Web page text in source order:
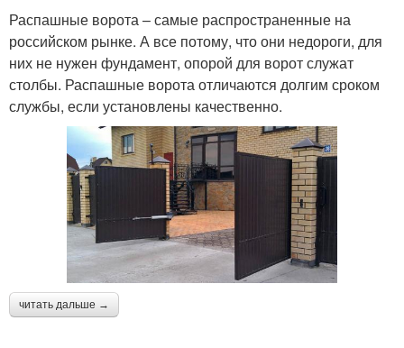
Распашные ворота – самые распространенные на
российском рынке. А все потому, что они недороги, для
них не нужен фундамент, опорой для ворот служат
столбы. Распашные ворота отличаются долгим сроком
службы, если установлены качественно.
читать дальше →